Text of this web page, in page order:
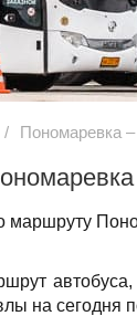
Пономаревка
маршруту
на сегодня